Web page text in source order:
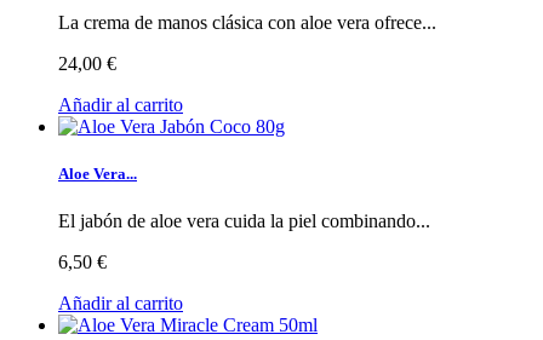
La crema de manos clásica con aloe vera ofrece...
24,00 €
Añadir al carrito
Aloe Vera...
El jabón de aloe vera cuida la piel combinando...
6,50 €
Añadir al carrito